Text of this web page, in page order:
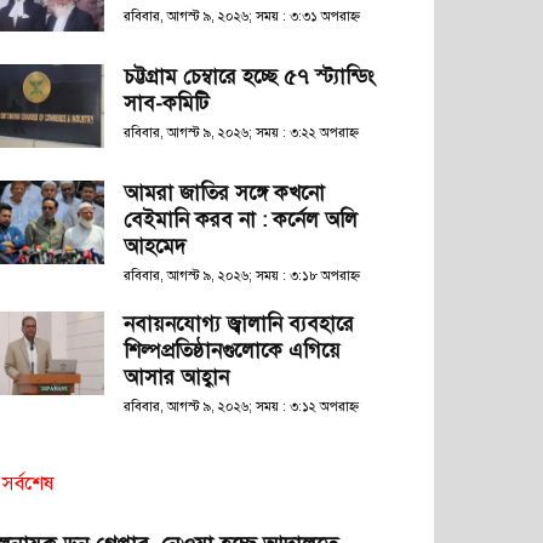
রবিবার, আগস্ট ৯, ২০২৬; সময় : ৩:৩১ অপরাহ্ণ
চট্টগ্রাম চেম্বারে হচ্ছে ৫৭ স্ট্যান্ডিং
সাব-কমিটি
রবিবার, আগস্ট ৯, ২০২৬; সময় : ৩:২২ অপরাহ্ণ
আমরা জাতির সঙ্গে কখনো
বেইমানি করব না : কর্নেল অলি
আহমেদ
রবিবার, আগস্ট ৯, ২০২৬; সময় : ৩:১৮ অপরাহ্ণ
নবায়নযোগ্য জ্বালানি ব্যবহারে
শিল্পপ্রতিষ্ঠানগুলোকে এগিয়ে
আসার আহ্বান
রবিবার, আগস্ট ৯, ২০২৬; সময় : ৩:১২ অপরাহ্ণ
সর্বশেষ